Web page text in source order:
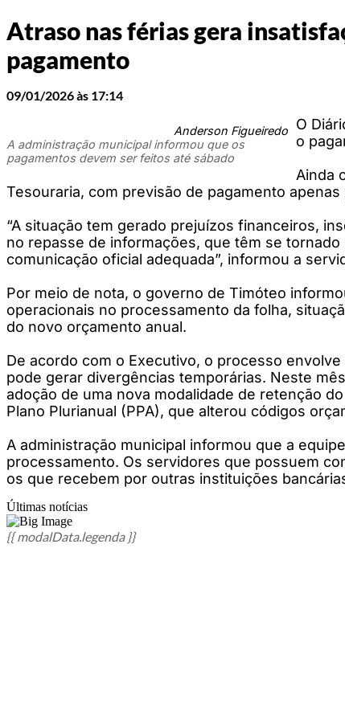
Atraso nas férias gera
pagamento
09/01/2026 às 17:14
Anderson Figueiredo
A administração municipal informou que os
pagamentos devem ser feitos até sábado
O
o
Ainda
Tesouraria, com previsão de pagamento
“A situação tem gerado prejuízos financeiros,
no repasse de informações, que têm se
comunicação oficial adequada”, informou a
Por meio de nota, o governo de Timóteo
operacionais no processamento da folha,
do novo orçamento anual.
De acordo com o Executivo, o processo
pode gerar divergências temporárias. Neste
adoção de uma nova modalidade de retenção
Plano Plurianual (PPA), que alterou códigos
A administração municipal informou que a
processamento. Os servidores que possuem
os que recebem por outras instituições
Últimas notícias
{{ modalData.legenda }}